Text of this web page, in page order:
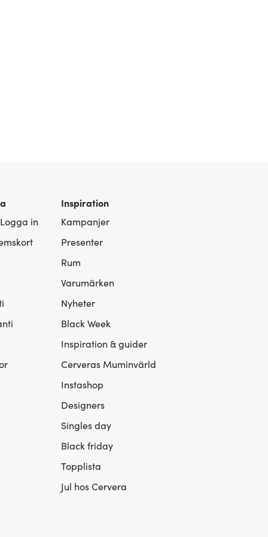
in
Inspiration
Kampanjer
Presenter
Rum
Varumärken
Nyheter
Black Week
Inspiration & guider
Cerveras Muminvärld
Instashop
Designers
Singles day
Black friday
Topplista
Jul hos Cervera